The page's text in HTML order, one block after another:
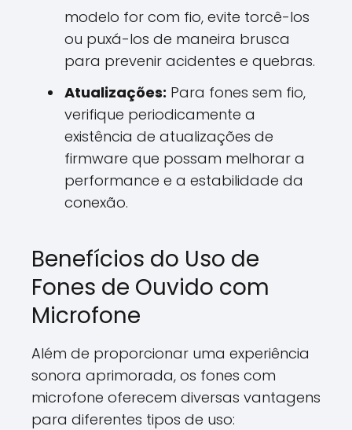
modelo for com fio, evite torcê-los
ou puxá-los de maneira brusca
para prevenir acidentes e quebras.
Atualizações: Para fones sem fio,
verifique periodicamente a
existência de atualizações de
firmware que possam melhorar a
performance e a estabilidade da
conexão.
Benefícios do Uso de
Fones de Ouvido com
Microfone
Além de proporcionar uma experiência
sonora aprimorada, os fones com
microfone oferecem diversas vantagens
para diferentes tipos de uso: